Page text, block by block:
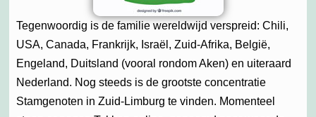
Tegenwoordig is de familie wereldwijd verspreid: Chili,
USA, Canada, Frankrijk, Israël, Zuid-Afrika, België,
Engeland, Duitsland (vooral rondom Aken) en uiteraard
Nederland. Nog steeds is de grootste concentratie
Stamgenoten in Zuid-Limburg te vinden. Momenteel